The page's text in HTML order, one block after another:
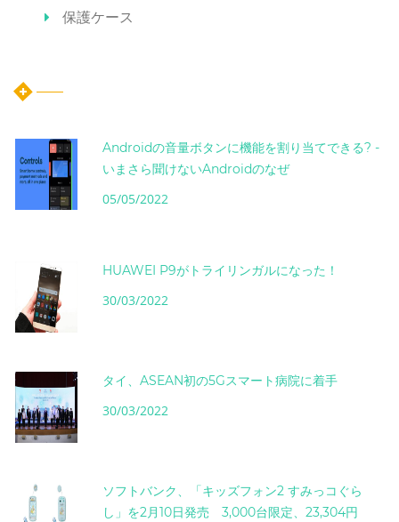
保護ケース
Androidの音量ボタンに機能を割り当てできる? -
いまさら聞けないAndroidのなぜ
05/05/2022
HUAWEI P9がトライリンガルになった！
30/03/2022
タイ、ASEAN初の5Gスマート病院に着手
30/03/2022
ソフトバンク、「キッズフォン2 すみっコぐら
し」を2月10日発売 3,000台限定、23,304円